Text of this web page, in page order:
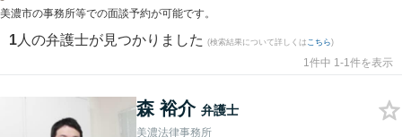
美濃市の事務所等での面談予約が可能です。
1 人の弁護士が見つかりました (検索結果について詳しくは こちら)
1件中 1-1件を表示
森 裕介 弁護士
美濃法律事務所